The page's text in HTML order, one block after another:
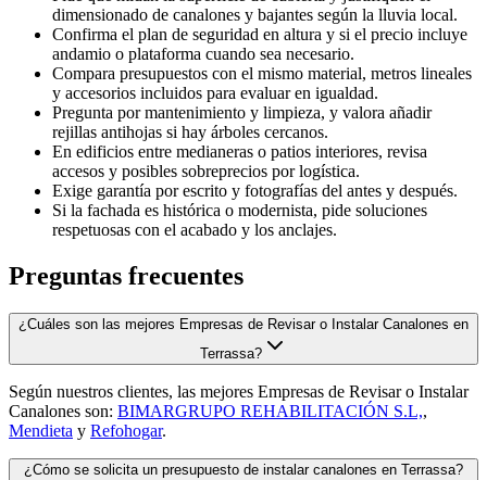
dimensionado de canalones y bajantes según la lluvia local.
Confirma el plan de seguridad en altura y si el precio incluye
andamio o plataforma cuando sea necesario.
Compara presupuestos con el mismo material, metros lineales
y accesorios incluidos para evaluar en igualdad.
Pregunta por mantenimiento y limpieza, y valora añadir
rejillas antihojas si hay árboles cercanos.
En edificios entre medianeras o patios interiores, revisa
accesos y posibles sobreprecios por logística.
Exige garantía por escrito y fotografías del antes y después.
Si la fachada es histórica o modernista, pide soluciones
respetuosas con el acabado y los anclajes.
Preguntas frecuentes
¿Cuáles son las mejores Empresas de Revisar o Instalar Canalones en
Terrassa?
Según nuestros clientes, las mejores Empresas de Revisar o Instalar
Canalones son: BIMARGRUPO REHABILITACIÓN S.L,,
Mendieta y Refohogar.
¿Cómo se solicita un presupuesto de instalar canalones en Terrassa?